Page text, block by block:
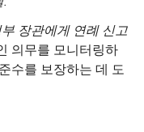
장관에게 연례 신고
의무를 모니터링하
수를 보장하는 데 도